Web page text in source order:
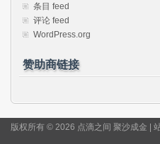
条目 feed
评论 feed
WordPress.org
赞助商链接
版权所有 © 2026 点滴之间 聚沙成金 |